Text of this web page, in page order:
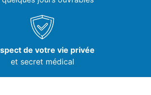
de votre vie privée
et secret médical